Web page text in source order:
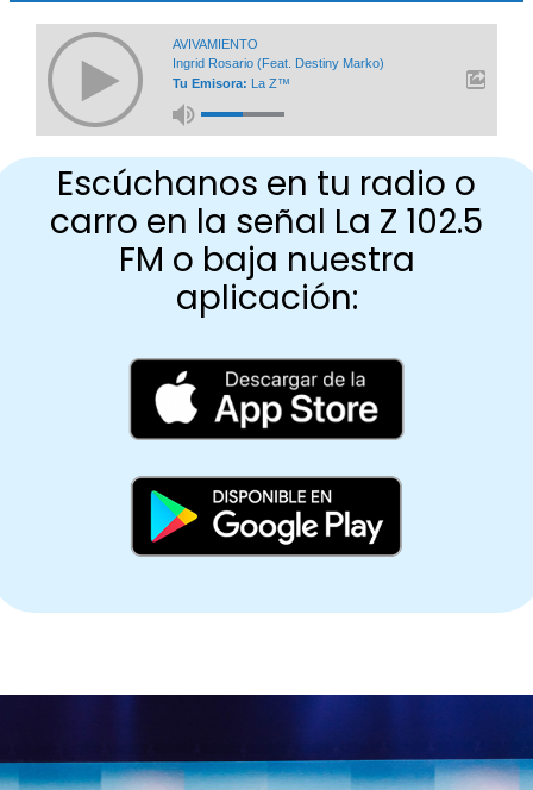
AVIVAMIENTO
Ingrid Rosario (feat. Destiny Marko)
Tu Emisora: La Z™
Escúchanos en tu radio o
carro en la señal La Z 102.5
FM o baja nuestra
aplicación: